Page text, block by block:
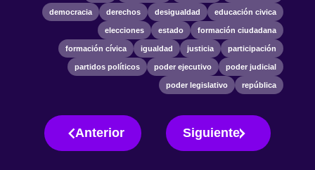
le hará ver que la participación ciudadana no se
limita únicamente al voto, sino que se puede
participar junto a otros en los más variados ámbitos
de la sociedad.
democracia derechos desigualdad educación civica
elecciones estado formación ciudadana
formación cívica igualdad justicia participación
partidos políticos poder ejecutivo poder judicial
poder legislativo república
Anterior Siguiente